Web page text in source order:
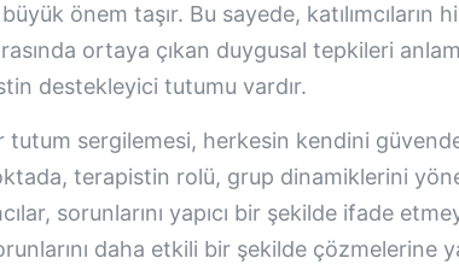
önem taşır. Bu sayede,
ortaya çıkan duygusal tepkileri
destekleyici tutumu vardır.
sergilemesi, herkesin kendini
terapistin rolü, grup dinamiklerini
sorunlarını yapıcı bir şekilde ifade
daha etkili bir şekilde çözmelerine